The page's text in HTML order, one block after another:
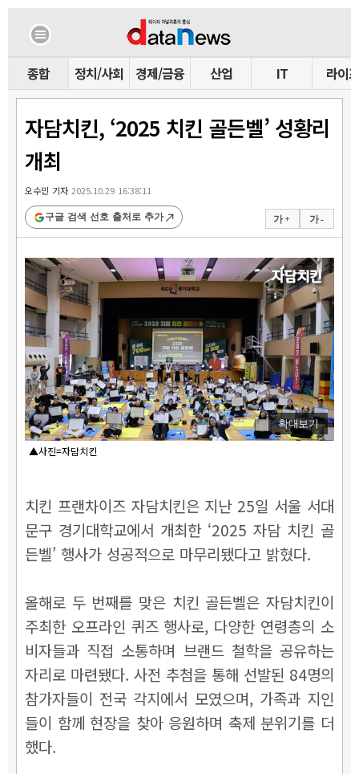
종합 정치/사회 경제/금융 산업 IT 라이프
자담치킨, ‘2025 치킨 골든벨’ 성황리
개최
오수민 기자2025.10.29 16:38:11
가 + 가 -
구글 검색 선호 출처로 추가
확대보기
▲사진=자담치킨
치킨 프랜차이즈 자담치킨은 지난 25일 서울 서대
문구 경기대학교에서 개최한 ‘2025 자담 치킨 골
든벨’ 행사가 성공적으로 마무리됐다고 밝혔다.
올해로 두 번째를 맞은 치킨 골든벨은 자담치킨이
주최한 오프라인 퀴즈 행사로, 다양한 연령층의 소
비자들과 직접 소통하며 브랜드 철학을 공유하는
자리로 마련됐다. 사전 추첨을 통해 선발된 84명의
참가자들이 전국 각지에서 모였으며, 가족과 지인
들이 함께 현장을 찾아 응원하며 축제 분위기를 더
했다.